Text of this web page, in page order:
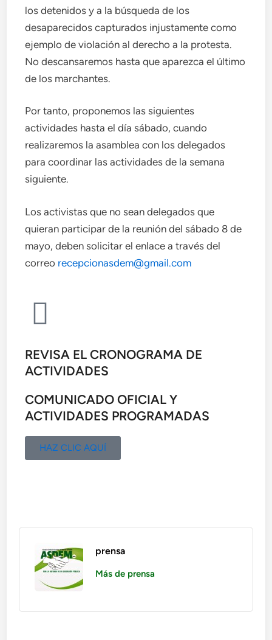
los detenidos y a la búsqueda de los
desaparecidos capturados injustamente como
ejemplo de violación al derecho a la protesta.
No descansaremos hasta que aparezca el último
de los marchantes.
Por tanto, proponemos las siguientes
actividades hasta el día sábado, cuando
realizaremos la asamblea con los delegados
para coordinar las actividades de la semana
siguiente.
Los activistas que no sean delegados que
quieran participar de la reunión del sábado 8 de
mayo, deben solicitar el enlace a través del
correo recepcionasdem@gmail.com
REVISA EL CRONOGRAMA DE
ACTIVIDADES
COMUNICADO OFICIAL Y
ACTIVIDADES PROGRAMADAS
HAZ CLIC AQUÍ
prensa
Más de prensa